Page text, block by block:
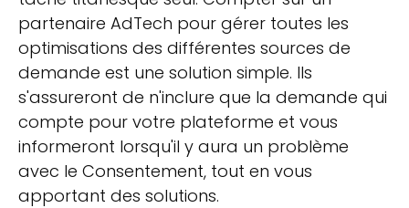
partenaire AdTech pour gérer toutes les
optimisations des différentes sources de
demande est une solution simple. Ils
s'assureront de n'inclure que la demande qui
compte pour votre plateforme et vous
informeront lorsqu'il y aura un problème
avec le Consentement, tout en vous
apportant des solutions.